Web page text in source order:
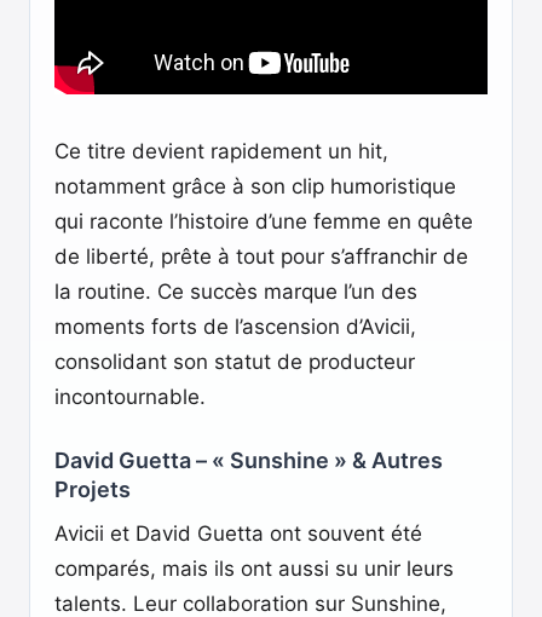
Ce titre devient rapidement un hit,
notamment grâce à son clip humoristique
qui raconte l’histoire d’une femme en quête
de liberté, prête à tout pour s’affranchir de
la routine. Ce succès marque l’un des
moments forts de l’ascension d’Avicii,
consolidant son statut de producteur
incontournable.
David Guetta – « Sunshine » & Autres
Projets
Avicii et David Guetta ont souvent été
comparés, mais ils ont aussi su unir leurs
talents. Leur collaboration sur Sunshine,